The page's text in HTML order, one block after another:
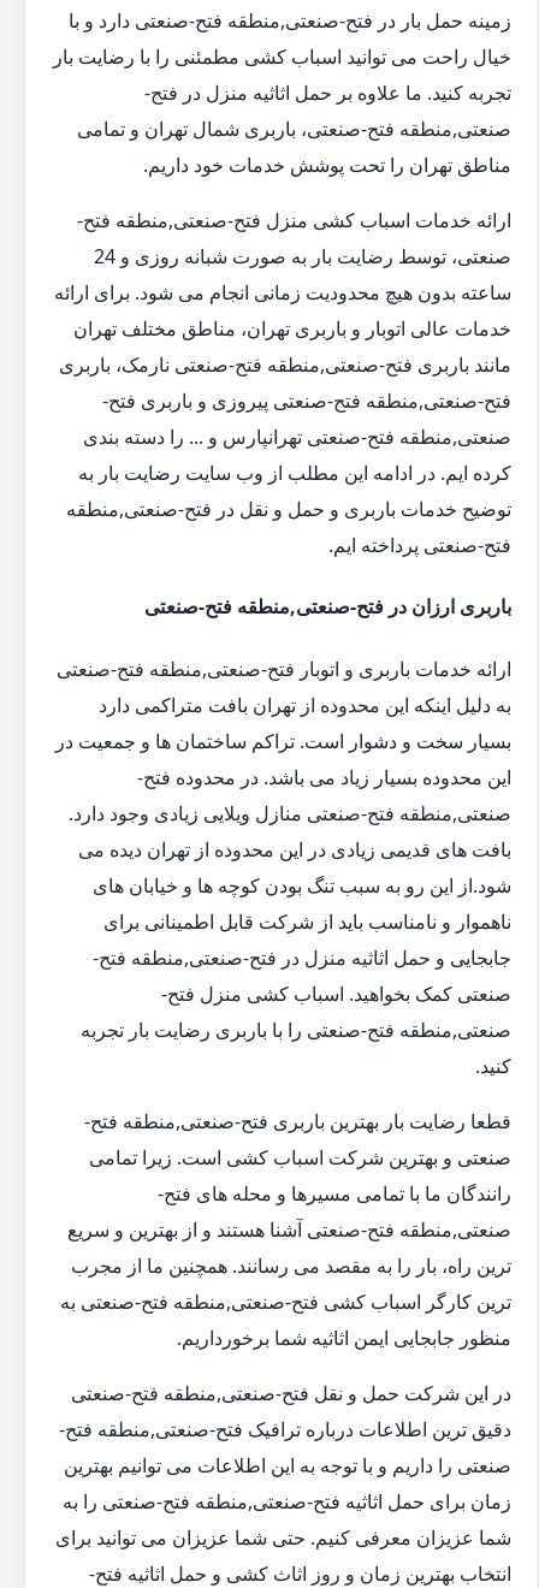
زمینه حمل بار در فتح-صنعتی,منطقه فتح-صنعتی دارد و با
خیال راحت می توانید اسباب کشی مطمئنی را با رضایت بار
تجربه کنید. ما علاوه بر حمل اثاثیه منزل در فتح-
صنعتی,منطقه فتح-صنعتی، باربری شمال تهران و تمامی
مناطق تهران را تحت پوشش خدمات خود داریم.
ارائه خدمات اسباب کشی منزل فتح-صنعتی,منطقه فتح-
صنعتی، توسط رضایت بار به صورت شبانه روزی و 24
ساعته بدون هیچ محدودیت زمانی انجام می شود. برای ارائه
خدمات عالی اتوبار و باربری تهران، مناطق مختلف تهران
مانند باربری فتح-صنعتی,منطقه فتح-صنعتی نارمک، باربری
فتح-صنعتی,منطقه فتح-صنعتی پیروزی و باربری فتح-
صنعتی,منطقه فتح-صنعتی تهرانپارس و ... را دسته بندی
کرده ایم. در ادامه این مطلب از وب سایت رضایت بار به
توضیح خدمات باربری و حمل و نقل در فتح-صنعتی,منطقه
فتح-صنعتی پرداخته ایم.
باربری ارزان در فتح-صنعتی,منطقه فتح-صنعتی
ارائه خدمات باربری و اتوبار فتح-صنعتی,منطقه فتح-صنعتی
به دلیل اینکه این محدوده از تهران بافت متراکمی دارد
بسیار سخت و دشوار است. تراکم ساختمان ها و جمعیت در
این محدوده بسیار زیاد می باشد. در محدوده فتح-
صنعتی,منطقه فتح-صنعتی منازل ویلایی زیادی وجود دارد.
بافت های قدیمی زیادی در این محدوده از تهران دیده می
شود.از این رو به سبب تنگ بودن کوچه ها و خیابان های
ناهموار و نامناسب باید از شرکت قابل اطمینانی برای
جابجایی و حمل اثاثیه منزل در فتح-صنعتی,منطقه فتح-
صنعتی کمک بخواهید. اسباب کشی منزل فتح-
صنعتی,منطقه فتح-صنعتی را با باربری رضایت بار تجربه
کنید.
قطعا رضایت بار بهترین باربری فتح-صنعتی,منطقه فتح-
صنعتی و بهترین شرکت اسباب کشی است. زیرا تمامی
رانندگان ما با تمامی مسیرها و محله های فتح-
صنعتی,منطقه فتح-صنعتی آشنا هستند و از بهترین و سریع
ترین راه، بار را به مقصد می رسانند. همچنین ما از مجرب
ترین کارگر اسباب کشی فتح-صنعتی,منطقه فتح-صنعتی به
منظور جابجایی ایمن اثاثیه شما برخورداریم.
در این شرکت حمل و نقل فتح-صنعتی,منطقه فتح-صنعتی
دقیق ترین اطلاعات درباره ترافیک فتح-صنعتی,منطقه فتح-
صنعتی را داریم و با توجه به این اطلاعات می توانیم بهترین
زمان برای حمل اثاثیه فتح-صنعتی,منطقه فتح-صنعتی را به
شما عزیزان معرفی کنیم. حتی شما عزیزان می توانید برای
انتخاب بهترین زمان و روز اثاث کشی و حمل اثاثیه فتح-